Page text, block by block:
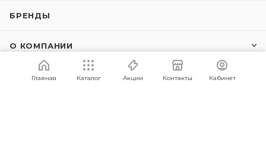
БРЕНДЫ
О КОМПАНИИ
ИНФОРМАЦИЯ
Главная Каталог Акции Контакты Кабинет